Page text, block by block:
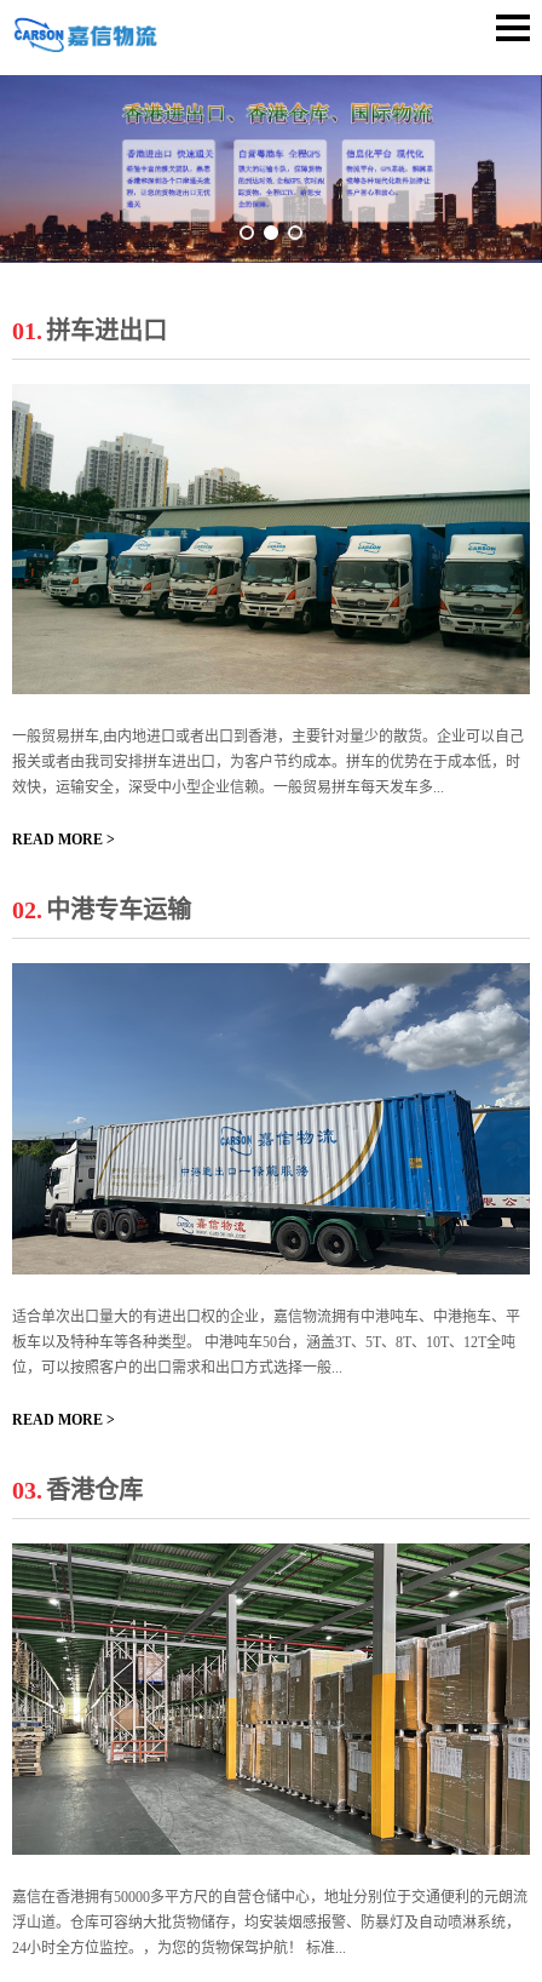
01.拼车进出口
一般贸易拼车,由内地进口或者出口到香港，主要针对量少的散货。企业可以自己
报关或者由我司安排拼车进出口，为客户节约成本。拼车的优势在于成本低，时
效快，运输安全，深受中小型企业信赖。一般贸易拼车每天发车多...
READ MORE >
02. 中港专车运输
适合单次出口量大的有进出口权的企业，嘉信物流拥有中港吨车、中港拖车、平
板车以及特种车等各种类型。 中港吨车50台，涵盖3T、5T、8T、10T、12T全吨
位，可以按照客户的出口需求和出口方式选择一般...
READ MORE >
03.香港仓库
嘉信在香港拥有50000多平方尺的自营仓储中心，地址分别位于交通便利的元朗流
浮山道。仓库可容纳大批货物储存，均安装烟感报警、防暴灯及自动喷淋系统，
24小时全方位监控。，为您的货物保驾护航！ 标准...